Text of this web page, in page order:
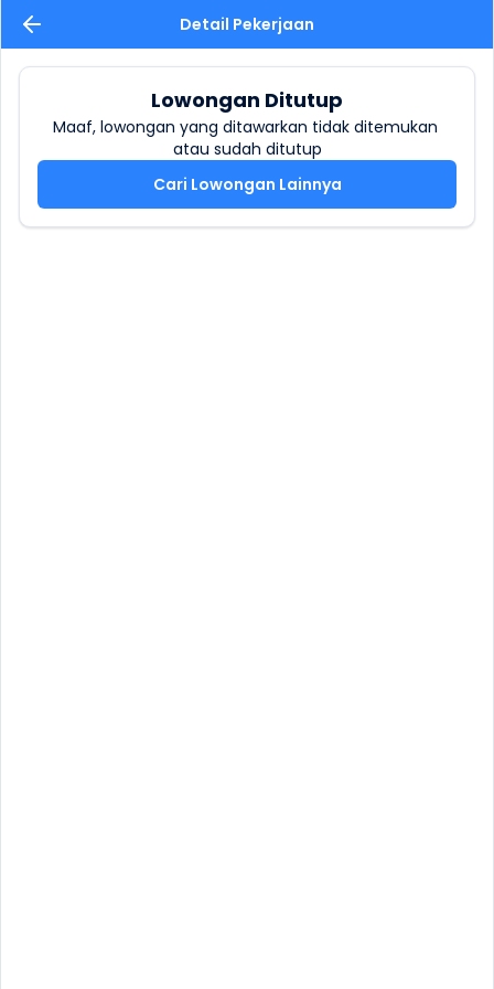
Detail Pekerjaan
Lowongan Ditutup
Maaf, lowongan yang ditawarkan tidak ditemukan
atau sudah ditutup
Cari Lowongan Lainnya